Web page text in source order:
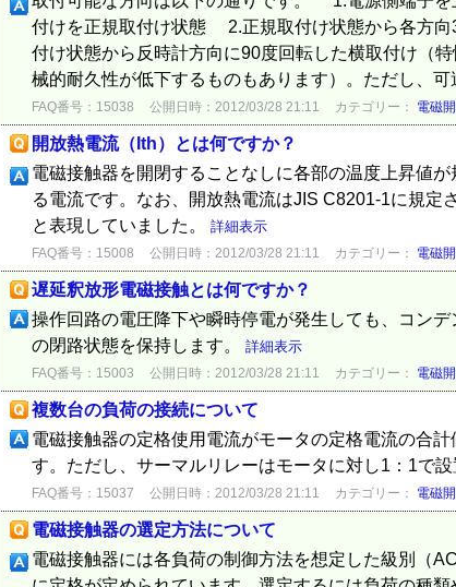
付けを正規取付け状態 2.正規取付け状態から各方
付け状態から反時計方向に90度回転した横取付け（
械的耐久性が低下するものもあります）。ただし、可
FAQ番号：15038 公開日時：2012/03/28 21:11 カテゴリー： 電磁
開放熱電流（Ith）とは何ですか？
電磁接触器を開閉することなしに各部の温度上昇値
る電流です。なお、開放熱電流はJIS C8201-1に規定
と表現していました。 詳細表示
FAQ番号：15008 公開日時：2012/03/28 21:11 カテゴリー： 電磁
遅延釈放形電磁接触とは何ですか？
操作回路の電圧降下や瞬時停電が発生しても、コン
の閉路状態を保持します。 詳細表示
FAQ番号：15003 公開日時：2012/03/28 21:11 カテゴリー： 電磁
複数台の負荷の接続について
電磁接触器の定格使用電流がモータの定格電流の合
す。ただし、サーマルリレーはモータに対し1：1で
FAQ番号：15037 公開日時：2012/03/28 21:11 カテゴリー： 電磁
電磁接触器の選定方法について
電磁接触器には各負荷の制御方法を想定した級別（